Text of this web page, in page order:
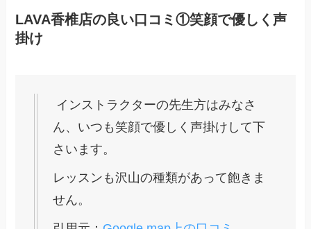
LAVA香椎店の良い口コミ①笑顔で優しく声
掛け
インストラクターの先生方はみなさ
ん、いつも笑顔で優しく声掛けして下
さいます。
レッスンも沢山の種類があって飽きま
せん。